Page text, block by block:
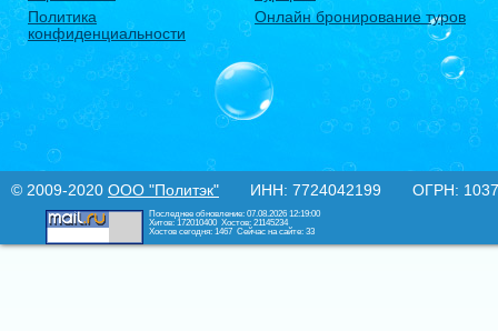
Политика
конфиденциальности
Онлайн бронирование туров
© 2009-2020 ООО "Политэк" ИНН: 7724042199 ОГРН:
Последнее обновление: 07.08.2026 12:19:00
Хитов: 172010400 Хостов: 21145234
Хостов сегодня: 1467 Сейчас на сайте: 33